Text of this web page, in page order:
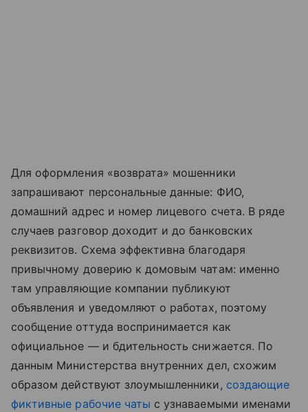
Для оформления «возврата» мошенники
запрашивают персональные данные: ФИО,
домашний адрес и номер лицевого счета. В ряде
случаев разговор доходит и до банковских
реквизитов. Схема эффективна благодаря
привычному доверию к домовым чатам: именно
там управляющие компании публикуют
объявления и уведомляют о работах, поэтому
сообщение оттуда воспринимается как
официальное — и бдительность снижается. По
данным Министерства внутренних дел, схожим
образом действуют злоумышленники, создающие
фиктивные рабочие чаты с узнаваемыми именами